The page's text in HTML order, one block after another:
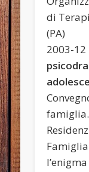
di
(PA)
2003-